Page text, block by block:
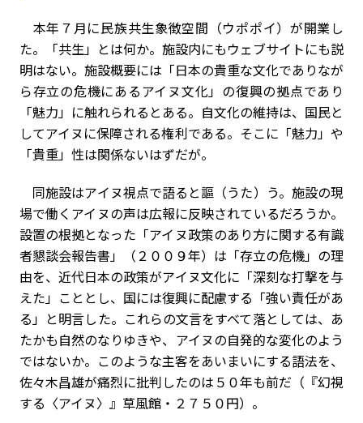
本年７月に民族共生象徴空間（ウポポイ）が開業し
た。「共生」とは何か。施設内にもウェブサイトにも説
明はない。施設概要には「日本の貴重な文化でありなが
ら存立の危機にあるアイヌ文化」の復興の拠点であり
「魅力」に触れられるとある。自文化の維持は、国民と
してアイヌに保障される権利である。そこに「魅力」や
「貴重」性は関係ないはずだが。
同施設はアイヌ視点で語ると謳（うた）う。施設の現
場で働くアイヌの声は広報に反映されているだろうか。
設置の根拠となった「アイヌ政策のあり方に関する有識
者懇談会報告書」（２００９年）は「存立の危機」の理
由を、近代日本の政策がアイヌ文化に「深刻な打撃を与
えた」こととし、国には復興に配慮する「強い責任があ
る」と明言した。これらの文言をすべて落としては、あ
たかも自然のなりゆきや、アイヌの自発的な変化のよう
ではないか。このような主客をあいまいにする語法を、
佐々木昌雄が痛烈に批判したのは５０年も前だ（『幻視
する〈アイヌ〉』草風館・２７５０円）。